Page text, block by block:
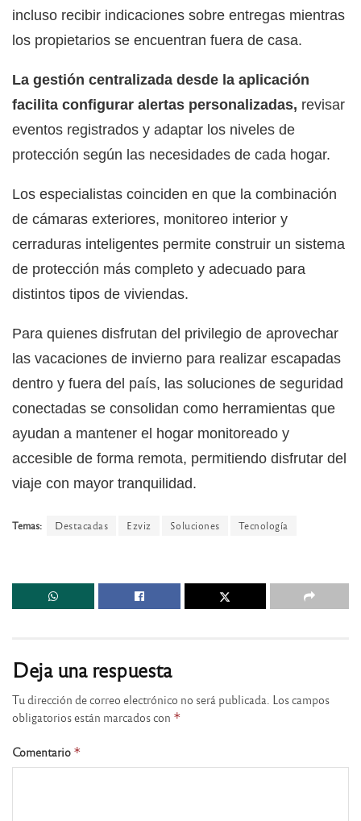
incluso recibir indicaciones sobre entregas mientras
los propietarios se encuentran fuera de casa.
La gestión centralizada desde la aplicación
facilita configurar alertas personalizadas, revisar
eventos registrados y adaptar los niveles de
protección según las necesidades de cada hogar.
Los especialistas coinciden en que la combinación
de cámaras exteriores, monitoreo interior y
cerraduras inteligentes permite construir un sistema
de protección más completo y adecuado para
distintos tipos de viviendas.
Para quienes disfrutan del privilegio de aprovechar
las vacaciones de invierno para realizar escapadas
dentro y fuera del país, las soluciones de seguridad
conectadas se consolidan como herramientas que
ayudan a mantener el hogar monitoreado y
accesible de forma remota, permitiendo disfrutar del
viaje con mayor tranquilidad.
Temas: Destacadas Ezviz Soluciones Tecnología
Deja una respuesta
Tu dirección de correo electrónico no será publicada. Los campos
obligatorios están marcados con *
Comentario *